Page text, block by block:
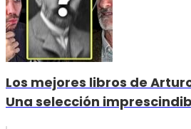
Los mejores libros de
Una selección